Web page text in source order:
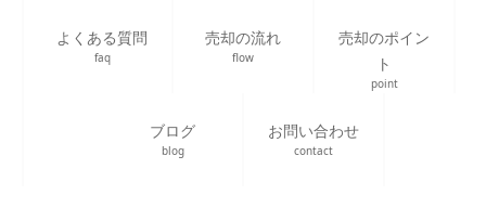
よくある質問
faq
売却の流れ
flow
売却のポイン
ト
point
ブログ
blog
お問い合わせ
contact